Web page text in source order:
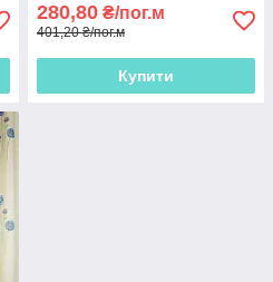
280,80 ₴/пог.м
401,20 ₴/пог.м
Купити